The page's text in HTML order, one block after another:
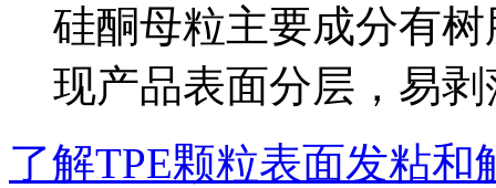
硅酮母粒主要成分有
现产品表面分层，易剥
了解TPE颗粒表面发粘和